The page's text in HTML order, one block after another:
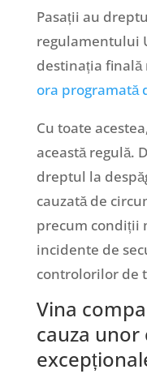
Pasații au
regulamentului
destinația finală
ora programată
Cu toate
această regulă.
dreptul la
cauzată de
precum condiții
incidente de
controlorilor de
Vina
cauza